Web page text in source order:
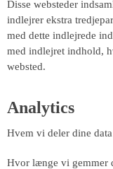
Disse websteder
indlejrer ekstra
med dette indlejrede
med indlejret indhold,
websted.
Analytics
Hvem vi deler dine
Hvor længe vi gemmer